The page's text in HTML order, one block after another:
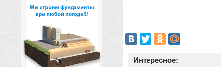
Интересное: